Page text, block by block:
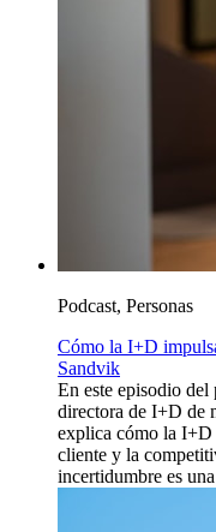
Podcast, Personas
Cómo la I+D
Sandvik
En este episodio
directora de I+D de
explica cómo la I+D
cliente y la
incertidumbre es